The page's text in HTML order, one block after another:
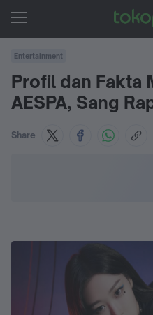
Entertainment
Profil dan Fakta
AESPA, Sang
Share